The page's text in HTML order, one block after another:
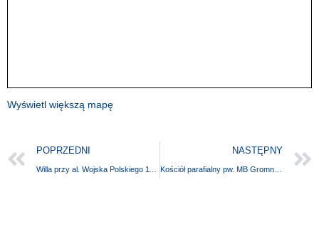
Wyświetl większą mapę
POPRZEDNI NASTĘPNY
Kościół parafialny pw. MB Gromnicznej